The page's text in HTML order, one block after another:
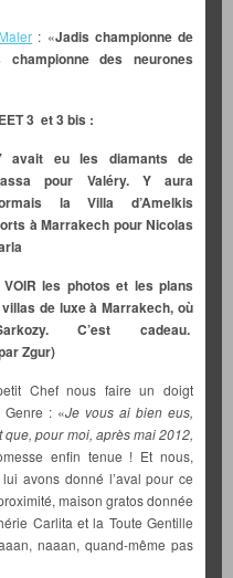
: «Jadis championne de
championne des neurones
3 et 3 bis :
avait eu les diamants de
pour Valéry. Y aura
la Villa d’Amelkis
à Marrakech pour Nicolas
les photos et les plans
de luxe à Marrakech, où
C’est cadeau.
Zgur)
Chef nous faire un doigt
Genre : «Je vous ai bien eus,
pour moi, après mai 2012,
enfin tenue ! Et nous,
avons donné l’aval pour ce
maison gratos donnée
Carlita et la Toute Gentille
naaan, quand-même pas